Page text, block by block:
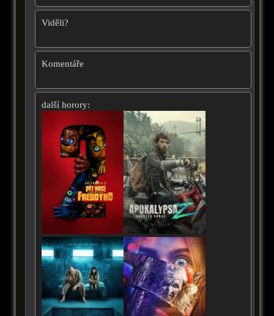
Viděli?
Komentáře
další horory: